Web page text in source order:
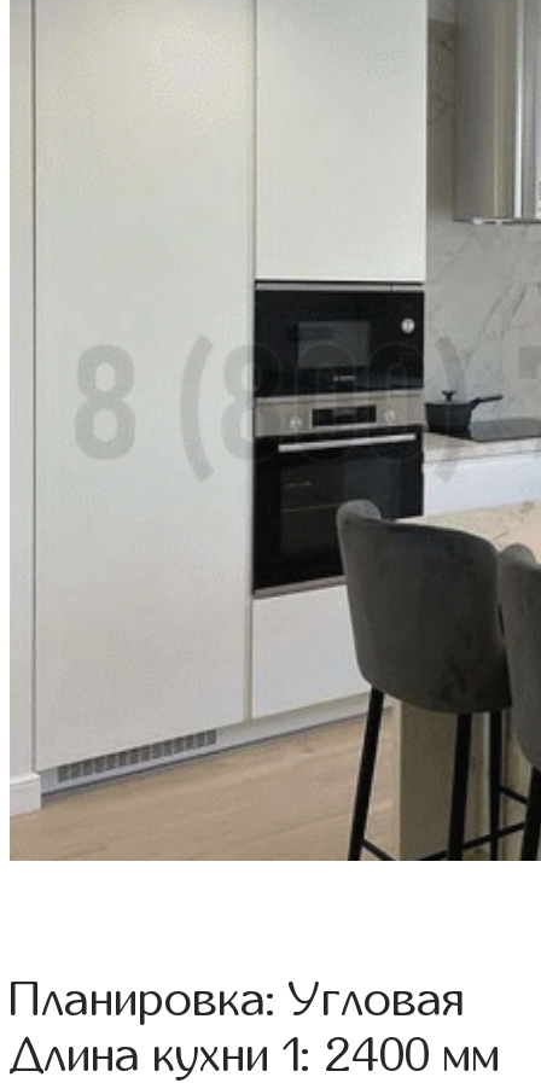
Планировка: Угловая
Длина кухни 1: 2400 мм